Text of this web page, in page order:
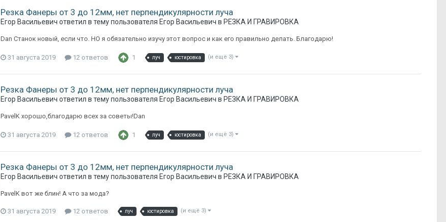
Резка Фанеры от 3 до 12мм, нет перпендикулярности луча
Егор Васильевич ответил в тему пользователя Егор Васильевич в РЕЗКА И ГРАВИРОВКА
Dan Станок новый, если что. НО я обязательно изучу этот вопрос и как его правильно делать. Благодарю!
31 августа 2019 12 ответов 1 луч юстировка (и ещё 3)
Резка Фанеры от 3 до 12мм, нет перпендикулярности луча
Егор Васильевич ответил в тему пользователя Егор Васильевич в РЕЗКА И ГРАВИРОВКА
PavelK хорошо,благодарю всех за советы!Dan
31 августа 2019 12 ответов 1 луч юстировка (и ещё 3)
Резка Фанеры от 3 до 12мм, нет перпендикулярности луча
Егор Васильевич ответил в тему пользователя Егор Васильевич в РЕЗКА И ГРАВИРОВКА
PavelK вот же блин! А что за мода?
31 августа 2019 12 ответов луч юстировка (и ещё 3)